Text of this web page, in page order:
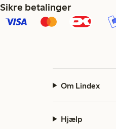
Sikre betalinger
Om Lindex
Hjælp